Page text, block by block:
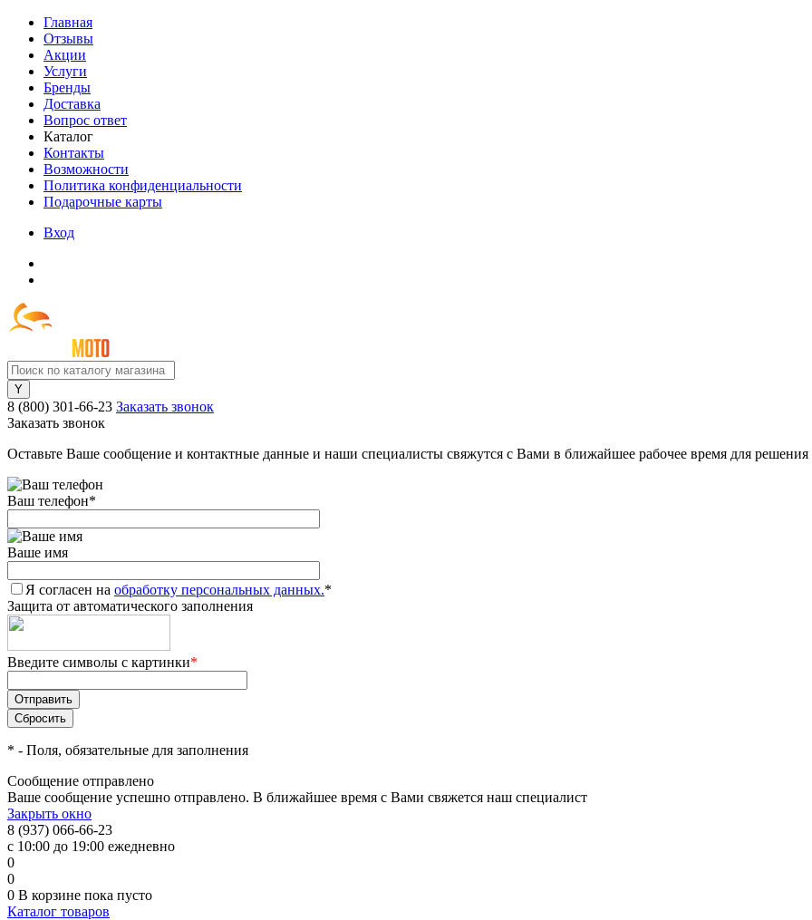
Главная
Отзывы
Акции
Услуги
Бренды
Доставка
Вопрос ответ
Каталог
Контакты
Возможности
Политика конфиденциальности
Подарочные карты
Вход
8 (800) 301-66-23 Заказать звонок
Заказать звонок
Оставьте Ваше сообщение и контактные данные и наши специалисты свяжутся с Вами в ближайшее рабочее время для
Ваш телефон*
Ваше имя
Я согласен на обработку персональных данных.*
Защита от автоматического заполнения
Введите символы с картинки*
* - Поля, обязательные для заполнения
Сообщение отправлено
Ваше сообщение успешно отправлено. В ближайшее время с Вами свяжется наш специалист
Закрыть окно
8 (937) 066-66-23
с 10:00 до 19:00 ежедневно
0
0
0 В корзине пока пусто
Каталог товаров